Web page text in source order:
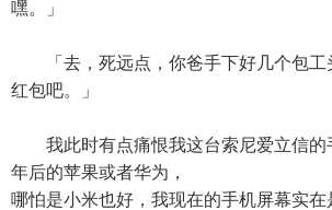
嘿。」
「去，死远点，你爸手下好几个包工
红包吧。」
我此时有点痛恨我这台索尼爱立信的
年后的苹果或者华为，
哪怕是小米也好，我现在的手机屏幕实